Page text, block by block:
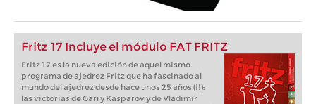
Fritz 17 Incluye el módulo FAT FRITZ
Fritz 17 es la nueva edición de aquel mismo
programa de ajedrez Fritz que ha fascinado al
mundo del ajedrez desde hace unos 25 años (¡!):
las victorias de Garry Kasparov y de Vladimir